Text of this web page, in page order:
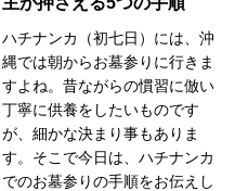
ハチナンカ（初七日）には、沖
縄では朝からお墓参りに行きま
すよね。昔ながらの慣習に倣い
丁寧に供養をしたいものです
が、細かな決まり事もありま
す。そこで今日は、ハチナンカ
でのお墓参りの手順をお伝えし